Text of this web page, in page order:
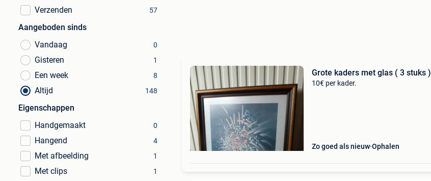
Verzenden 57
Aangeboden sinds
Vandaag
0
Gisteren 1
Een week 8
Altijd 148
Eigenschappen
Handgemaakt
0
Hangend 4
Met afbeelding 1
Met clips 1
Grote kaders met glas ( 3 stuks )
10€ per kader.
Zo goed als nieuw Ophalen